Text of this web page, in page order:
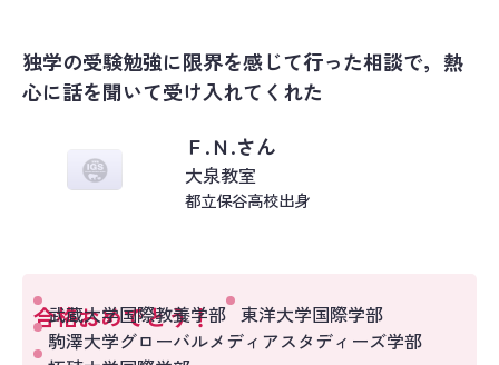
独学の受験勉強に限界を感じて行った相談で，熱
心に話を聞いて受け入れてくれた
Ｆ.Ｎ.さん
大泉教室
都立保谷高校出身
合格おめでとう！
武蔵大学国際教養学部 東洋大学国際学部
駒澤大学グローバルメディアスタディーズ学部